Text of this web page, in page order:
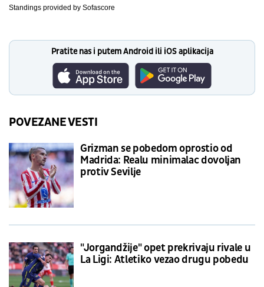
Standings provided by Sofascore
Pratite nas i putem Android ili iOS aplikacija
POVEZANE VESTI
Grizman se pobedom oprostio od
Madrida: Realu minimalac dovoljan
protiv Sevilje
"Jorgandžije" opet prekrivaju rivale u
La Ligi: Atletiko vezao drugu pobedu